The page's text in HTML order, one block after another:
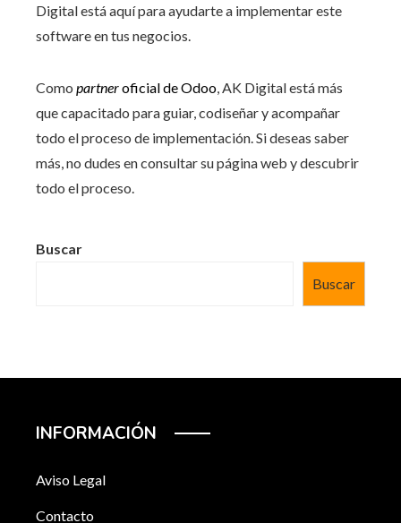
Digital está aquí para ayudarte a implementar este
software en tus negocios.
Como partneroficialde Odoo , AK Digital está más
que capacitado para guiar, codiseñar y acompañar
todo el proceso de implementación. Si deseas saber
más, no dudes en consultar su página web y descubrir
todo el proceso.
Buscar
Buscar
INFORMACIÓN
Aviso Legal
Contacto